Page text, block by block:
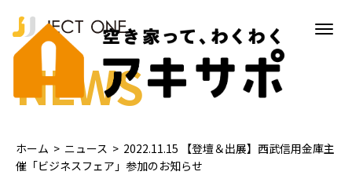
NEWS
ホーム > ニュース > 2022.11.15 【登壇＆出展】西武信用金庫主
催「ビジネスフェア」参加のお知らせ